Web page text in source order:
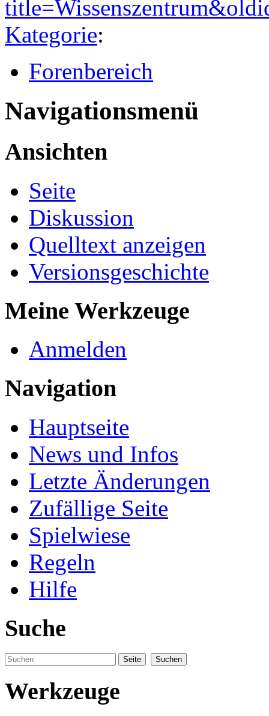
Kategorie:
Forenbereich
Navigationsmenü
Ansichten
Seite
Diskussion
Quelltext anzeigen
Versionsgeschichte
Meine Werkzeuge
Anmelden
Navigation
Hauptseite
News und Infos
Letzte Änderungen
Zufällige Seite
Spielwiese
Regeln
Hilfe
Suche
Werkzeuge